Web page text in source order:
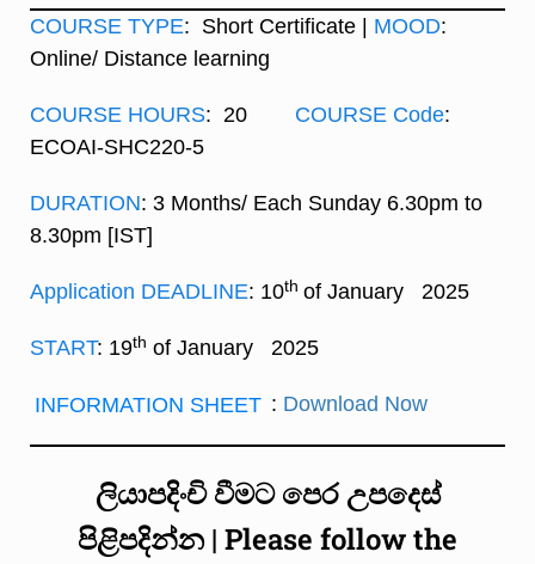
COURSE TYPE: Short Certificate | MOOD:
Online/ Distance learning
COURSE HOURS: 20 COURSE Code:
ECOAI-SHC220-5
DURATION: 3 Months/ Each Sunday 6.30pm to
8.30pm [IST]
Application DEADLINE: 10th of January 2025
START: 19th of January 2025
INFORMATION SHEET : Download Now
ලියාපදිංචි වීමට පෙර උපදෙස්
පිළිපදින්න | Please follow the